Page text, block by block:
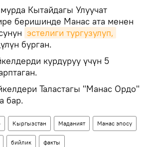
Кытайдагы Улуучат
беришинде Манас ата менен
эстелиги тургузулуп,
бурган.
курдуруу үчүн 5
Таластагы "Манас Ордо"
бар.
Кыргызстан Маданият Манас эпосу
бийлик факты